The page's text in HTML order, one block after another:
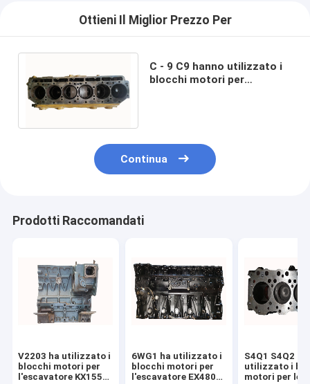
Ottieni Il Miglior Prezzo Per
C - 9 C9 hanno utilizzato i
blocchi motori per
Continua
Prodotti Raccomandati
V2203 ha utilizzato i
blocchi motori per
l'escavatore KX155
6WG1 ha utilizzato i
blocchi motori per
l'escavatore EX480
S4Q1 S4Q2 ha
utilizzato i
motori per le